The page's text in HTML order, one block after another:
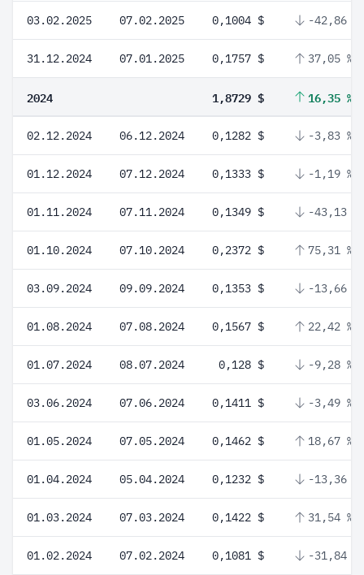
03.02.2025 07.02.2025 0,1004 $ -42,86 %
31.12.2024 07.01.2025 0,1757 $ 37,05 %
2024 1,8729 $ 16,35 %
02.12.2024 06.12.2024 0,1282 $ -3,83 %
01.12.2024 07.12.2024 0,1333 $ -1,19 %
01.11.2024 07.11.2024 0,1349 $ -43,13 %
01.10.2024 07.10.2024 0,2372 $ 75,31 %
03.09.2024 09.09.2024 0,1353 $ -13,66 %
01.08.2024 07.08.2024 0,1567 $ 22,42 %
01.07.2024 08.07.2024 0,128 $ -9,28 %
03.06.2024 07.06.2024 0,1411 $ -3,49 %
01.05.2024 07.05.2024 0,1462 $ 18,67 %
01.04.2024 05.04.2024 0,1232 $ -13,36 %
01.03.2024 07.03.2024 0,1422 $ 31,54 %
01.02.2024 07.02.2024 0,1081 $ -31,84 %